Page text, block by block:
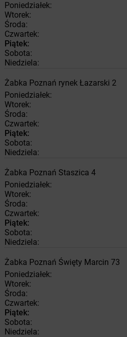
Poniedziałek:
Wtorek:
Środa:
Czwartek:
Piątek:
Sobota:
Niedziela:
Żabka Poznań rynek Łazarski 2
Poniedziałek:
Wtorek:
Środa:
Czwartek:
Piątek:
Sobota:
Niedziela:
Żabka Poznań Staszica 4
Poniedziałek:
Wtorek:
Środa:
Czwartek:
Piątek:
Sobota:
Niedziela:
Żabka Poznań Święty Marcin 73
Poniedziałek:
Wtorek:
Środa:
Czwartek:
Piątek:
Sobota:
Niedziela: